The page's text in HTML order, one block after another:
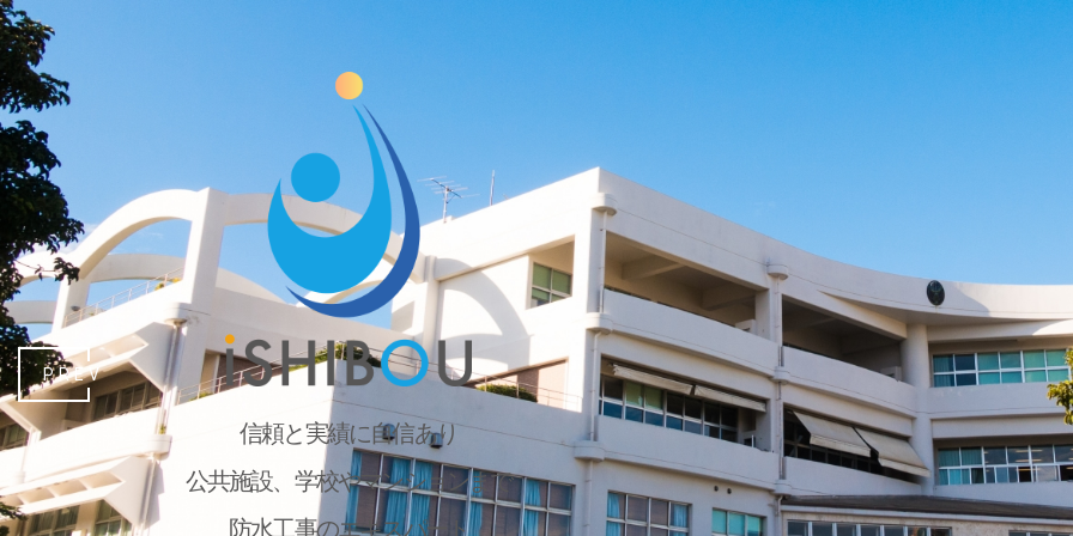
PREV
信頼と実績に自信あり
公共施設、学校やマンションまで
防水工事のエキスパート